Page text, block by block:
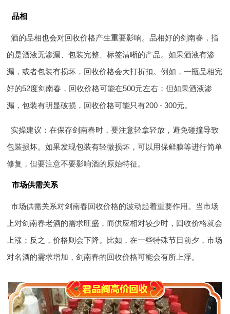
品相
酒的品相也会对回收价格产生重要影响。品相好的剑南春，指
的是酒液无渗漏、包装完整、标签清晰的产品。如果酒液有渗
漏，或者包装有损坏，回收价格会大打折扣。例如，一瓶品相完
好的52度剑南春，回收价格可能在500元左右；但如果酒液渗
漏，包装有明显破损，回收价格可能只有200 - 300元。
实操建议：在保存剑南春时，要注意轻拿轻放，避免碰撞导致
包装损坏。如果发现包装有轻微损坏，可以用保鲜膜等进行简单
修复，但要注意不要影响酒的原始特征。
市场供需关系
市场供需关系对剑南春回收价格的波动起着重要作用。当市场
上对剑南春老酒的需求旺盛，而供应相对较少时，回收价格就会
上涨；反之，价格则会下降。比如，在一些特殊节日前夕，市场
对名酒的需求增加，剑南春的回收价格可能会有所上浮。